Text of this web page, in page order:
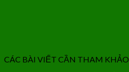
CÁC BÀI VIẾT CẦN THAM KHẢO